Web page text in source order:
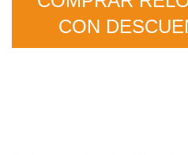
CON